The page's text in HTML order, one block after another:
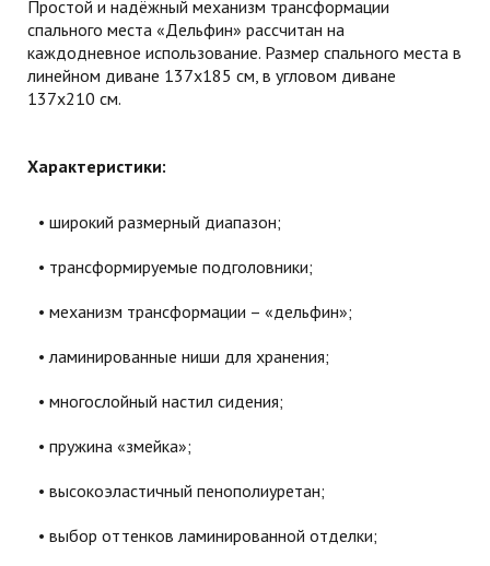
Простой и надёжный механизм трансформации
спального места «Дельфин» рассчитан на
каждодневное использование. Размер спального места в
линейном диване 137х185 см, в угловом диване
137х210 см.
Характеристики:
широкий размерный диапазон;
трансформируемые подголовники;
механизм трансформации – «дельфин»;
ламинированные ниши для хранения;
многослойный настил сидения;
пружина «змейка»;
высокоэластичный пенополиуретан;
выбор оттенков ламинированной отделки;